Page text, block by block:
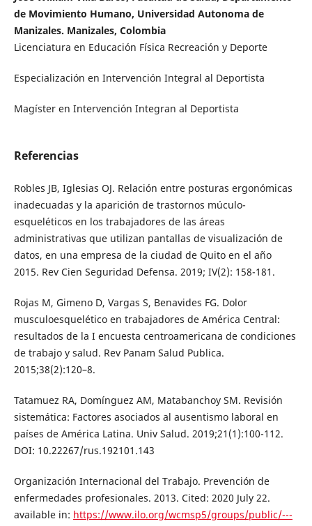
de Movimiento Humano, Universidad Autonoma de
Manizales. Manizales, Colombia
Licenciatura en Educación Física Recreación y Deporte
Especialización en Intervención Integral al Deportista
Magíster en Intervención Integran al Deportista
Referencias
Robles JB, Iglesias OJ. Relación entre posturas ergonómicas
inadecuadas y la aparición de trastornos múculo-
esqueléticos en los trabajadores de las áreas
administrativas que utilizan pantallas de visualización de
datos, en una empresa de la ciudad de Quito en el año
2015. Rev Cien Seguridad Defensa. 2019; IV(2): 158-181.
Rojas M, Gimeno D, Vargas S, Benavides FG. Dolor
musculoesquelético en trabajadores de América Central:
resultados de la I encuesta centroamericana de condiciones
de trabajo y salud. Rev Panam Salud Publica.
2015;38(2):120–8.
Tatamuez RA, Domínguez AM, Matabanchoy SM. Revisión
sistemática: Factores asociados al ausentismo laboral en
países de América Latina. Univ Salud. 2019;21(1):100-112.
DOI: 10.22267/rus.192101.143
Organización Internacional del Trabajo. Prevención de
enfermedades profesionales. 2013. Cited: 2020 July 22.
available in: https://www.ilo.org/wcmsp5/groups/public/---